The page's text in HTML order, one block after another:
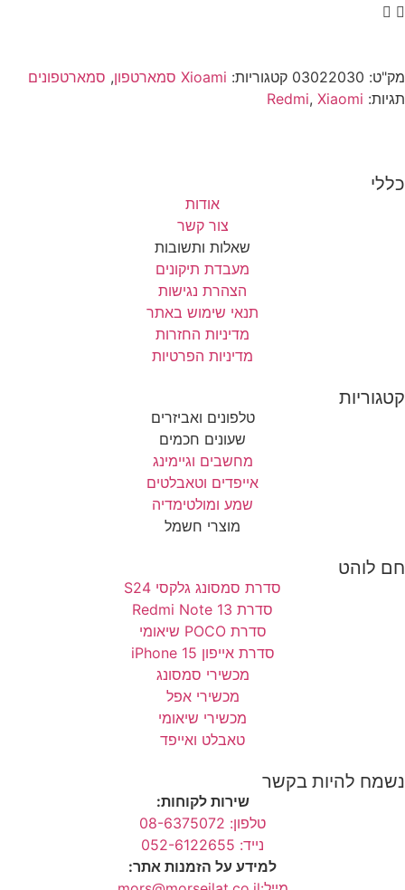
מק"ט: 03022030 קטגוריות: Xioami סמארטפון , סמארטפונים
תגיות:
Redmi, Xiaomi
כללי
אודות
צור קשר
שאלות ותשובות
מעבדת תיקונים
הצהרת נגישות
תנאי שימוש באתר
מדיניות החזרות
מדיניות הפרטיות
קטגוריות
טלפונים ואביזרים
שעונים חכמים
מחשבים וגיימינג
אייפדים וטאבלטים
שמע ומולטימדיה
מוצרי חשמל
חם לוהט
סדרת סמסונג גלקסי S24
סדרת Redmi Note 13
סדרת POCO שיאומי
סדרת אייפון 15 iPhone
מכשירי סמסונג
מכשירי אפל
מכשירי שיאומי
טאבלט ואייפד
נשמח להיות בקשר
שירות לקוחות:
טלפון: 08-6375072
נייד: 052-6122655
למידע על הזמנות אתר: